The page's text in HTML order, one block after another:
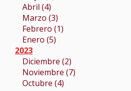
Abril (4)
Marzo (3)
Febrero (1)
Enero (5)
2023
Diciembre (2)
Noviembre (7)
Octubre (4)